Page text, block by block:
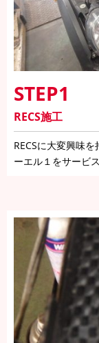
STEP1
RECS施工
RECSに大変興味
ーエル１をサービ